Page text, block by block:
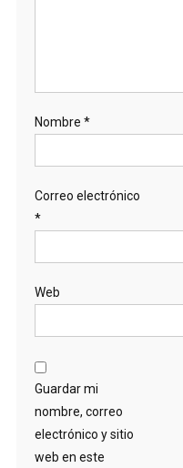
Nombre *
Correo electrónico
*
Web
Guardar mi
nombre, correo
electrónico y sitio
web en este